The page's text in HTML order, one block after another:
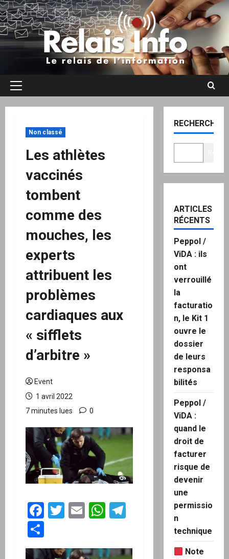
Aller
au
contenu
Menu
Non classé
Les athlètes
vaccinés
tombent
comme des
mouches, les
experts
attribuent les
problèmes
cardiaques aux
« sifflets
d’arbitre »
Event
1 avril 2022
7 minutes lues
0
Facebook
Twitter
EmailWhatsApp
Telegram
RECHERCHER
ARTICLES
RÉCENTS
Peppol /
ViDA : ils
ont
verrouillé
la
facturatio
n, le Kit 1
ouvre le
dossier
de leurs
responsa
bilités
Peppol /
ViDA :
quand le
droit de
facturer
risque de
devenir
une
permissio
n
technique
Note